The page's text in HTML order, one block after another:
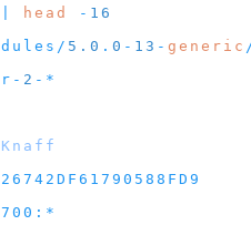
head - 16
/ 5.0 . 0 - 13 - generic
- 2 -*
Knaff
:*